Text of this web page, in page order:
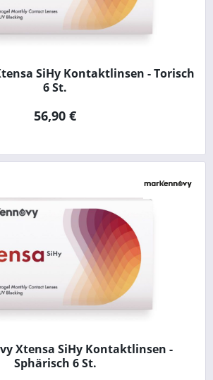
SiHy Kontaktlinsen - Torisch
6 St.
56,90 €
Xtensa SiHy Kontaktlinsen -
Sphärisch 6 St.